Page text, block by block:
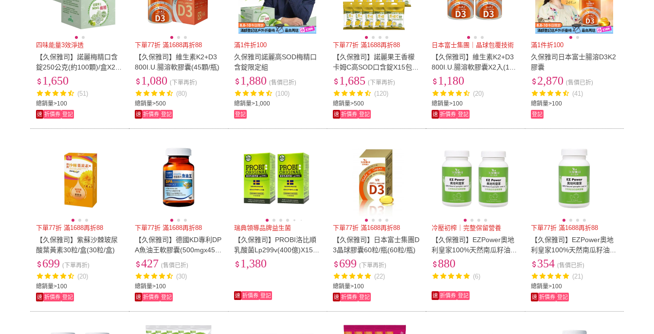
四味能量3效淨透
【久保雅司】諾麗梅精口含
錠250公克(約100顆)/盒X2入
(SOD口含錠 青梅精 梅精禮
盒 鹼性食物)
總銷量>100
1,650
(51)
速 折價券 登記
下單77折 滿1688再折88
【久保雅司】維生素K2+D3
800I.U.腸溶軟膠囊(45顆/瓶)
總銷量>500
1,080 (下單再折)
(80)
速 折價券 登記
滿1件折100
久保雅司諾麗高SOD梅精口
含錠限定組
總銷量>1,000
1,880 (售價已折)
(100)
登記
下單77折 滿1688再折88
【久保雅司】諾麗果王香檬
卡姆C高SOD口含錠X15包(2
0顆/包 潤喉 維生素C)
總銷量>500
1,685 (下單再折)
(120)
速 折價券 登記
日本富士集團｜晶球包覆技術
【久保雅司】維生素K2+D3
800I.U.腸溶軟膠囊X2入(150
mgx45顆/瓶)
總銷量>100
1,180
(20)
速 折價券 登記
滿1件折100
久保雅司日本富士腸溶D3K2
膠囊
總銷量>100
2,870 (售價已折)
(41)
登記
下單77折 滿1688再折88
【久保雅司】紫蘇沙棘玻尿
酸葉黃素30粒/盒(30粒/盒)
總銷量>100
699 (下單再折)
(20)
速 折價券 登記
下單77折 滿1688再折88
【久保雅司】德國KD專利DP
A魚油王軟膠囊(500mgx45
粒)
總銷量>100
427 (售價已折)
(30)
速 折價券 登記
瑞典領導品牌益生菌
【久保雅司】PROBI洛比順
乳酸菌Lp299v(400億)X15顆
X2入1,380
速 折價券 登記
下單77折 滿1688再折88
【久保雅司】日本富士集團D
3晶球膠囊60粒/瓶(60粒/瓶)
總銷量>100
699 (下單再折)
(22)
速 折價券 登記
冷壓初榨｜完整保留營養
【久保雅司】EZPower奧地
利皇家100%天然南瓜籽油膠
囊1280mgX2入 (30粒/入)
880
(6)
速 折價券 登記
下單77折 滿1688再折88
【久保雅司】EZPower奧地
利皇家100%天然南瓜籽油膠
囊(1280mgx30粒)
總銷量>100
354 (售價已折)
(21)
速 折價券 登記